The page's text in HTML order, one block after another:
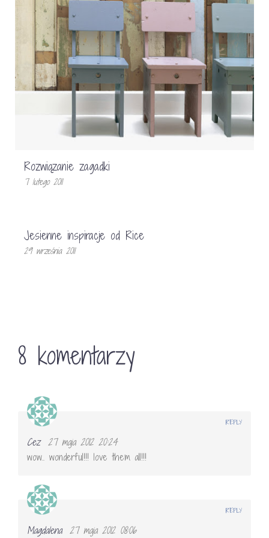
Rozwiązanie zagadki
7 lutego 2011
Jesienne inspiracje od Rice
29 września 2011
8 komentarzy
Cez 27 maja 2012 20:24
wow.. wonderful!!! love them all!!!
REPLY
Magdalena 27 maja 2012 08:06
REPLY